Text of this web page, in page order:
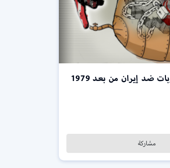
تايم لاين| العقوبات ضد إيران من بعد 1979
مشاركة